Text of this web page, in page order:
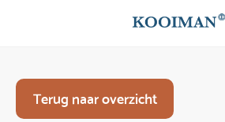
Terug naar overzicht